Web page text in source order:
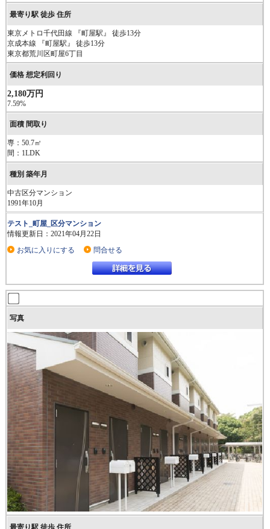
東京メトロ千代田線 『町屋駅』 徒歩13分
京成本線 『町屋駅』 徒歩13分
東京都荒川区町屋6丁目
2,180万円
7.59%
専：50.7㎡
間：1LDK
中古区分マンション
1991年10月
テスト_町屋_区分マンション
情報更新日：2021年04月22日
お気に入りにする
問合せる